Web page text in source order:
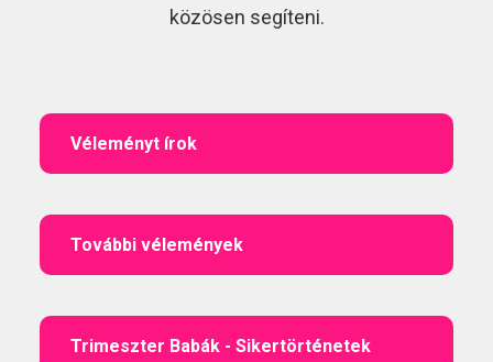
közösen segíteni.
Véleményt írok
További vélemények
Trimeszter Babák - Sikertörténetek